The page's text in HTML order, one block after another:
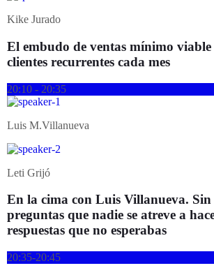
Kike Jurado
El embudo de ventas mínimo
clientes recurrentes cada mes
20:10 - 20:35
Luis M.Villanueva
Leti Grijó
En la cima con Luis Villanueva.
preguntas que nadie se atreve a
respuestas que no esperabas
20:35-20:45